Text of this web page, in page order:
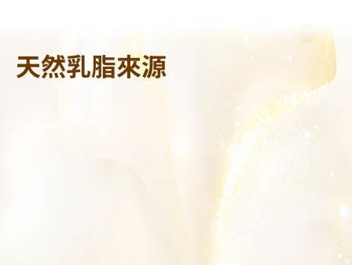
天然乳脂來源
同意並關閉
餵哺母乳為嬰兒健康成長及發展提供最理想的營養。首6個
月的純母乳餵哺是嬰兒餵哺的最佳方式。此後，嬰兒應當在
持續母乳餵哺的基礎上接受補充食品直至2歲或以上。母親